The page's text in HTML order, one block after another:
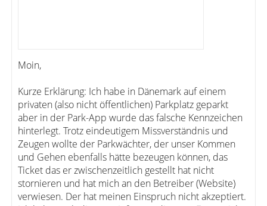
Moin,
Kurze Erklärung: Ich habe in Dänemark auf einem
privaten (also nicht öffentlichen) Parkplatz geparkt
aber in der Park-App wurde das falsche Kennzeichen
hinterlegt. Trotz eindeutigem Missverständnis und
Zeugen wollte der Parkwächter, der unser Kommen
und Gehen ebenfalls hätte bezeugen können, das
Ticket das er zwischenzeitlich gestellt hat nicht
stornieren und hat mich an den Betreiber (Website)
verwiesen. Der hat meinen Einspruch nicht akzeptiert.